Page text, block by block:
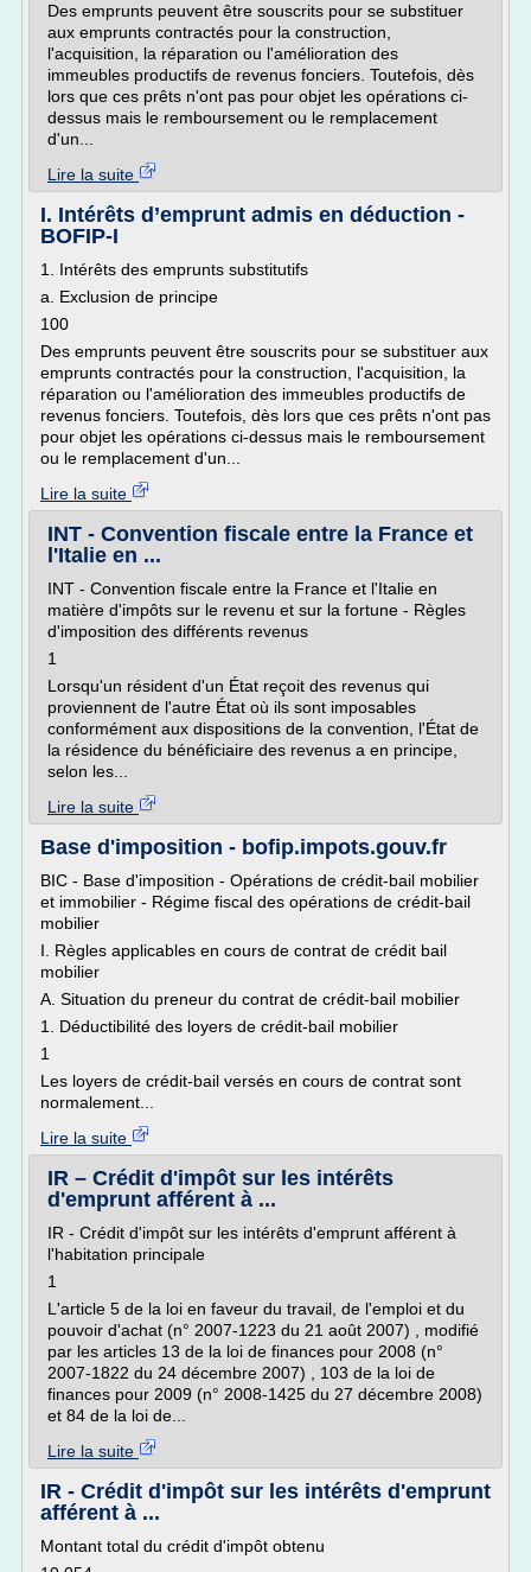
Des emprunts peuvent être souscrits pour se substituer
aux emprunts contractés pour la construction,
l'acquisition, la réparation ou l'amélioration des
immeubles productifs de revenus fonciers. Toutefois, dès
lors que ces prêts n'ont pas pour objet les opérations ci-
dessus mais le remboursement ou le remplacement
d'un...
Lire la suite
I. Intérêts d’emprunt admis en déduction -
BOFIP-I
1. Intérêts des emprunts substitutifs
a. Exclusion de principe
100
Des emprunts peuvent être souscrits pour se substituer aux
emprunts contractés pour la construction, l'acquisition, la
réparation ou l'amélioration des immeubles productifs de
revenus fonciers. Toutefois, dès lors que ces prêts n'ont pas
pour objet les opérations ci-dessus mais le remboursement
ou le remplacement d'un...
Lire la suite
INT - Convention fiscale entre la France et
l'Italie en ...
INT - Convention fiscale entre la France et l'Italie en
matière d'impôts sur le revenu et sur la fortune - Règles
d'imposition des différents revenus
1
Lorsqu'un résident d'un État reçoit des revenus qui
proviennent de l'autre État où ils sont imposables
conformément aux dispositions de la convention, l'État de
la résidence du bénéficiaire des revenus a en principe,
selon les...
Lire la suite
Base d'imposition - bofip.impots.gouv.fr
BIC - Base d'imposition - Opérations de crédit-bail mobilier
et immobilier - Régime fiscal des opérations de crédit-bail
mobilier
I. Règles applicables en cours de contrat de crédit bail
mobilier
A. Situation du preneur du contrat de crédit-bail mobilier
1. Déductibilité des loyers de crédit-bail mobilier
1
Les loyers de crédit-bail versés en cours de contrat sont
normalement...
Lire la suite
IR – Crédit d'impôt sur les intérêts
d'emprunt afférent à ...
IR - Crédit d'impôt sur les intérêts d'emprunt afférent à
l'habitation principale
1
L'article 5 de la loi en faveur du travail, de l'emploi et du
pouvoir d'achat (n° 2007-1223 du 21 août 2007) , modifié
par les articles 13 de la loi de finances pour 2008 (n°
2007-1822 du 24 décembre 2007) , 103 de la loi de
finances pour 2009 (n° 2008-1425 du 27 décembre 2008)
et 84 de la loi de...
Lire la suite
IR - Crédit d'impôt sur les intérêts d'emprunt
afférent à ...
Montant total du crédit d'impôt obtenu